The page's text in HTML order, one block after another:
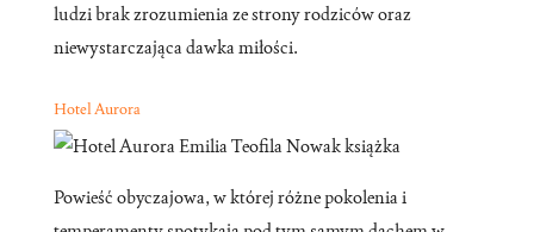
ludzi brak zrozumienia ze strony rodziców oraz
niewystarczająca dawka miłości.
Hotel Aurora
Powieść obyczajowa, w której różne pokolenia i